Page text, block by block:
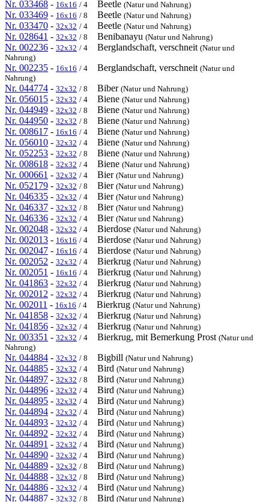
Nr. 033468 - 16x16 / 4 Beetle (Natur und Nahrung)
Nr. 033469 - 16x16 / 8 Beetle (Natur und Nahrung)
Nr. 033470 - 32x32 / 4 Beetle (Natur und Nahrung)
Nr. 028641 - 32x32 / 8 Benibanayu (Natur und Nahrung)
Nr. 002236 - 32x32 / 4 Berglandschaft, verschneit (Natur und
Nahrung)
Nr. 002235 - 16x16 / 4 Berglandschaft, verschneit (Natur und
Nahrung)
Nr. 044774 - 32x32 / 8 Biber (Natur und Nahrung)
Nr. 056015 - 32x32 / 4 Biene (Natur und Nahrung)
Nr. 044949 - 32x32 / 8 Biene (Natur und Nahrung)
Nr. 044950 - 32x32 / 8 Biene (Natur und Nahrung)
Nr. 008617 - 16x16 / 4 Biene (Natur und Nahrung)
Nr. 056010 - 32x32 / 4 Biene (Natur und Nahrung)
Nr. 052253 - 32x32 / 8 Biene (Natur und Nahrung)
Nr. 008618 - 32x32 / 4 Biene (Natur und Nahrung)
Nr. 000661 - 32x32 / 4 Bier (Natur und Nahrung)
Nr. 052179 - 32x32 / 8 Bier (Natur und Nahrung)
Nr. 046335 - 32x32 / 4 Bier (Natur und Nahrung)
Nr. 046337 - 32x32 / 8 Bier (Natur und Nahrung)
Nr. 046336 - 32x32 / 4 Bier (Natur und Nahrung)
Nr. 002048 - 32x32 / 4 Bierdose (Natur und Nahrung)
Nr. 002013 - 16x16 / 4 Bierdose (Natur und Nahrung)
Nr. 002047 - 16x16 / 4 Bierdose (Natur und Nahrung)
Nr. 002052 - 32x32 / 4 Bierkrug (Natur und Nahrung)
Nr. 002051 - 16x16 / 4 Bierkrug (Natur und Nahrung)
Nr. 041863 - 32x32 / 4 Bierkrug (Natur und Nahrung)
Nr. 002012 - 32x32 / 4 Bierkrug (Natur und Nahrung)
Nr. 002011 - 16x16 / 4 Bierkrug (Natur und Nahrung)
Nr. 041858 - 32x32 / 4 Bierkrug (Natur und Nahrung)
Nr. 041856 - 32x32 / 4 Bierkrug (Natur und Nahrung)
Nr. 003351 - 32x32 / 4 Bierkrug, mit Bemerkung Prost (Natur und
Nahrung)
Nr. 044884 - 32x32 / 8 Bigbill (Natur und Nahrung)
Nr. 044885 - 32x32 / 4 Bird (Natur und Nahrung)
Nr. 044897 - 32x32 / 8 Bird (Natur und Nahrung)
Nr. 044896 - 32x32 / 4 Bird (Natur und Nahrung)
Nr. 044895 - 32x32 / 4 Bird (Natur und Nahrung)
Nr. 044894 - 32x32 / 4 Bird (Natur und Nahrung)
Nr. 044893 - 32x32 / 4 Bird (Natur und Nahrung)
Nr. 044892 - 32x32 / 4 Bird (Natur und Nahrung)
Nr. 044891 - 32x32 / 4 Bird (Natur und Nahrung)
Nr. 044890 - 32x32 / 4 Bird (Natur und Nahrung)
Nr. 044889 - 32x32 / 8 Bird (Natur und Nahrung)
Nr. 044888 - 32x32 / 8 Bird (Natur und Nahrung)
Nr. 044886 - 32x32 / 4 Bird (Natur und Nahrung)
Nr. 044887 - 32x32 / 8 Bird (Natur und Nahrung)